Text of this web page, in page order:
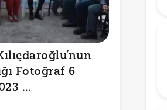
Fotoğraf 6